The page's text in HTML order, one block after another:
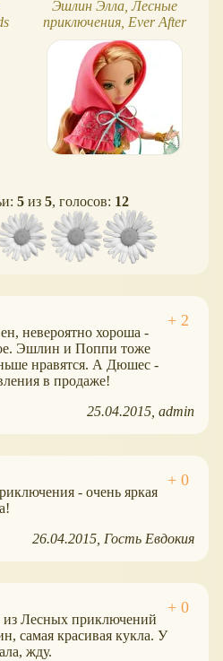
Эшлин Элла, Лесные
приключения, Ever After
High
5 из 5, голосов: 12
невероятно хороша -
Эшлин и Поппи тоже
нравятся. А Дюшес -
в продаже!
25.04.2015 admin
- очень яркая
26.04.2015 Гость Евдокия
из Лесных приключений
самая красивая кукла. У
жду.